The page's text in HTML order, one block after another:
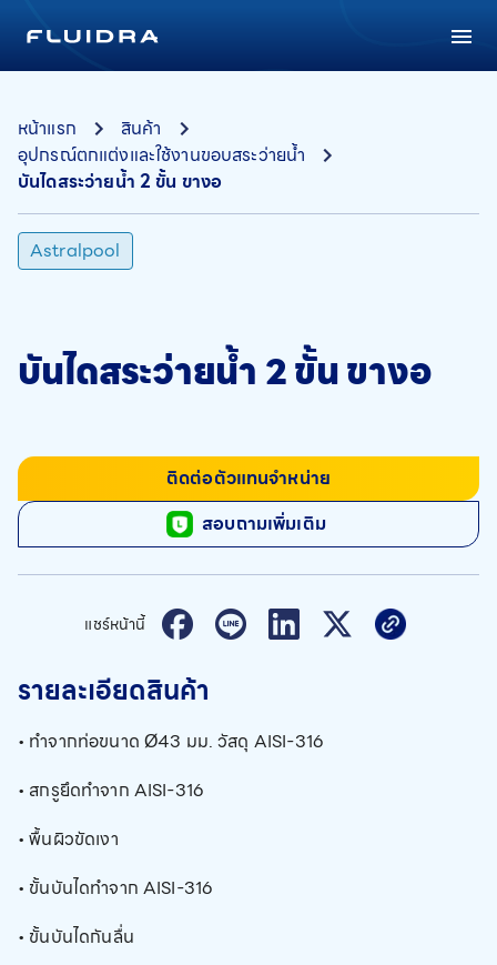
หน้าแรก
สินค้า
อุปกรณ์ตกแต่งและใช้งานขอบสระว่ายน้ำ
บันไดสระว่ายน้ำ 2 ขั้น ขางอ
Astralpool
บันไดสระว่ายน้ำ 2 ขั้น ขางอ
ติดต่อตัวแทนจำหน่าย
สอบถามเพิ่มเติม
แชร์หน้านี้
รายละเอียดสินค้า
• ทำจากท่อขนาด Ø43 มม. วัสดุ AISI-316
• สกรูยึดทำจาก AISI-316
• พื้นผิวขัดเงา
• ขั้นบันไดทำจาก AISI-316
• ขั้นบันไดกันลื่น